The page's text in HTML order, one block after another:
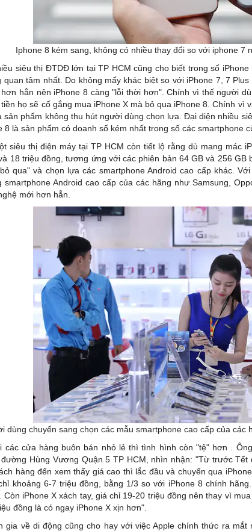
Iphone 8 kém sang, không có nhiều thay đổi so với iphone 7
siêu thị ĐTDĐ lớn tại TP HCM cũng cho biết trong số
quan tâm nhất. Do không mấy khác biệt so với iPhone 7, 7
hẳn nên iPhone 8 càng "lỗi thời hơn". Chính vì thế người
họ sẽ cố gắng mua iPhone X mà bỏ qua iPhone 8. Chính vì
sản phẩm không thu hút người dùng chọn lựa. Đại diện nhiều
8 là sản phẩm có doanh số kém nhất trong số các smartphone
siêu thị điện máy tại TP HCM còn tiết lộ rằng dù mang mác
18 triệu đồng, tương ứng với các phiên bản 64 GB và 256
qua" và chọn lựa các smartphone Android cao cấp khác.
smartphone Android cao cấp của các hãng như Samsung,
mới hơn hẳn.
dùng chuyển sang chọn các mẫu smartphone cao cấp của các
các cửa hàng buôn bán nhỏ lẻ thì tình hình còn "tệ" hơn .
Hùng Vương Quận 5 TP HCM, nhìn nhận: "Từ trước
hàng đến xem thấy giá cao thì lắc đầu và chuyển qua
khoảng 6-7 triệu đồng, bằng 1/3 so với iPhone 8 chính
Còn iPhone X xách tay, giá chỉ 19-20 triệu đồng nên thay vì
đồng là có ngay iPhone X xịn hơn".
gia về di động cũng cho hay với việc Apple chính thức ra